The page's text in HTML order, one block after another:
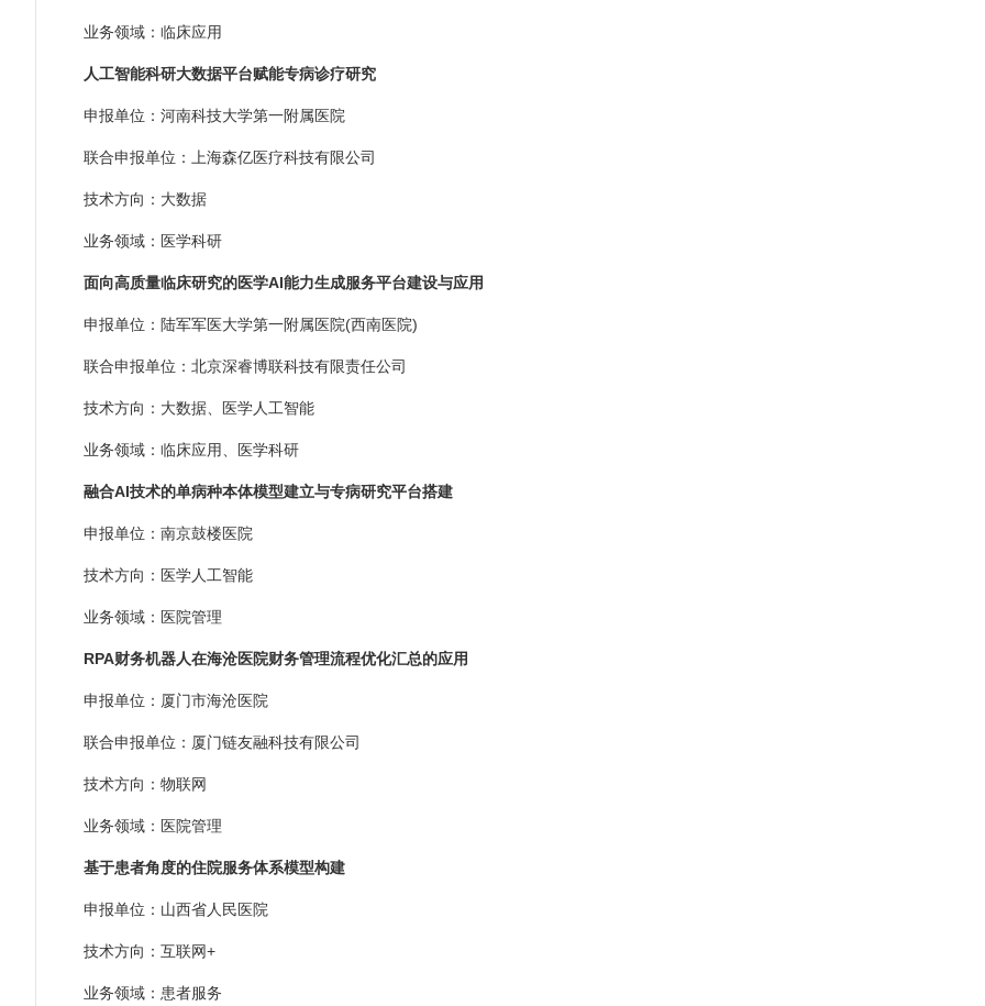
业务领域：临床应用
人工智能科研大数据平台赋能专病诊疗研究
申报单位：河南科技大学第一附属医院
联合申报单位：上海森亿医疗科技有限公司
技术方向：大数据
业务领域：医学科研
面向高质量临床研究的医学AI能力生成服务平台建设与应用
申报单位：陆军军医大学第一附属医院(西南医院)
联合申报单位：北京深睿博联科技有限责任公司
技术方向：大数据、医学人工智能
业务领域：临床应用、医学科研
融合AI技术的单病种本体模型建立与专病研究平台搭建
申报单位：南京鼓楼医院
技术方向：医学人工智能
业务领域：医院管理
RPA财务机器人在海沧医院财务管理流程优化汇总的应用
申报单位：厦门市海沧医院
联合申报单位：厦门链友融科技有限公司
技术方向：物联网
业务领域：医院管理
基于患者角度的住院服务体系模型构建
申报单位：山西省人民医院
技术方向：互联网+
业务领域：患者服务